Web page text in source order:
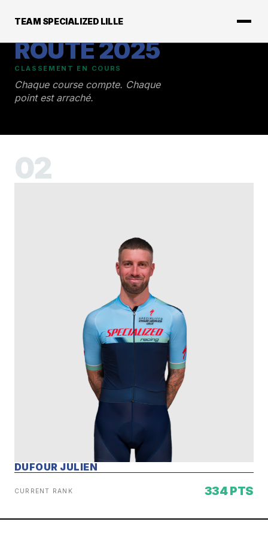
TEAM SPECIALIZED LILLE
ROUTE 2025
CLASSEMENT EN COURS
Chaque course compte. Chaque
point est arraché.
02
DUFOUR JULIEN
CURRENT RANK 334 PTS